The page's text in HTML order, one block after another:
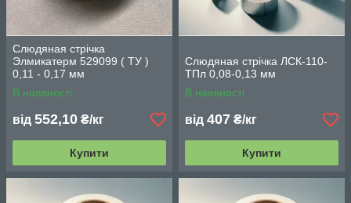
Слюдяная стрічка
Элмикатерм 529099 ( ТУ )
0,11 - 0,17 мм
В наявності
від 552,10 ₴/кг
Купити
Слюдяная стрічка ЛСК-110-
ТПл 0,08-0,13 мм
В наявності
від 407 ₴/кг
Купити